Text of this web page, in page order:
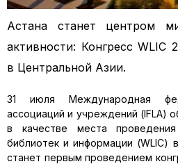
Астана станет центром
активности: Конгресс WLIC
в Центральной Азии.
31 июля Международная
ассоциаций и учреждений (IFLA)
в качестве места
библиотек и информации (WLIC)
станет первым проведением